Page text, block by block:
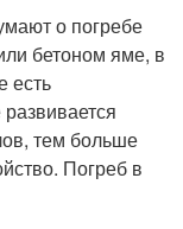
о погребе
бетоном яме, в
есть
тем больше
Погреб в